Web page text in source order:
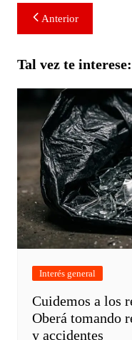
Navegación
de
entradas
Anterior
Tal vez te interese:
Interés general
Cuidemos a los
Oberá tomando
y accidentes